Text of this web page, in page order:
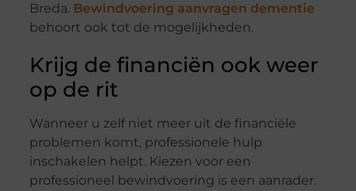
Breda. Bewindvoering aanvragen dementie
behoort ook tot de mogelijkheden.
Krijg de financiën ook weer
op de rit
Wanneer u zelf niet meer uit de financiële
problemen komt, professionele hulp
inschakelen helpt. Kiezen voor een
professioneel bewindvoering is een aanrader.